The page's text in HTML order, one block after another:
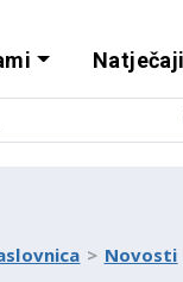
za
Natječaji
Novosti